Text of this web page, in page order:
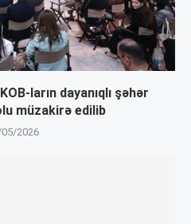
ların dayanıqlı şəhər
müzakirə edilib
2026